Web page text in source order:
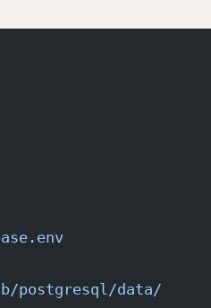
postgresql/data/